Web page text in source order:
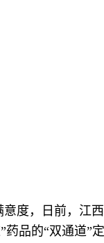
度，日前，江
品的“双通道